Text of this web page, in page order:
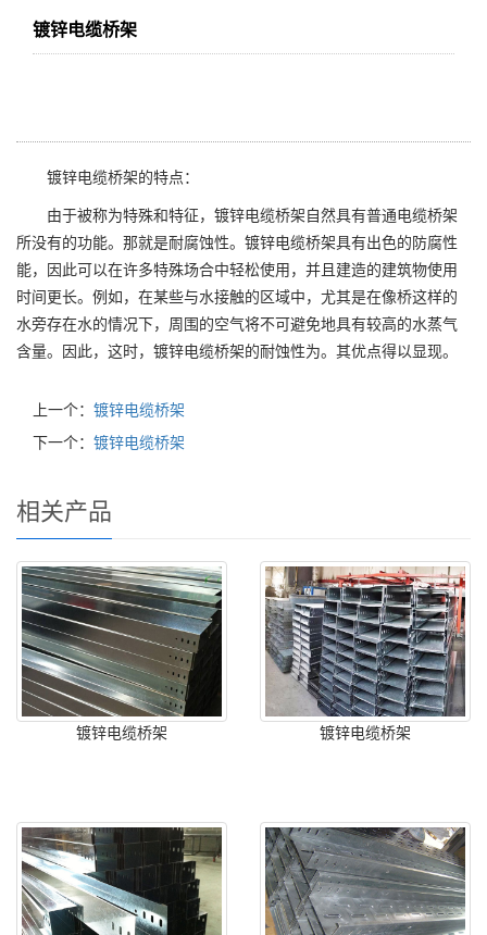
镀锌电缆桥架
镀锌电缆桥架的特点：
由于被称为特殊和特征，镀锌电缆桥架自然具有普通电缆桥架
所没有的功能。那就是耐腐蚀性。镀锌电缆桥架具有出色的防腐性
能，因此可以在许多特殊场合中轻松使用，并且建造的建筑物使用
时间更长。例如，在某些与水接触的区域中，尤其是在像桥这样的
水旁存在水的情况下，周围的空气将不可避免地具有较高的水蒸气
含量。因此，这时，镀锌电缆桥架的耐蚀性为。其优点得以显现。
上一个： 镀锌电缆桥架
下一个： 镀锌电缆桥架
相关产品
镀锌电缆桥架 镀锌电缆桥架